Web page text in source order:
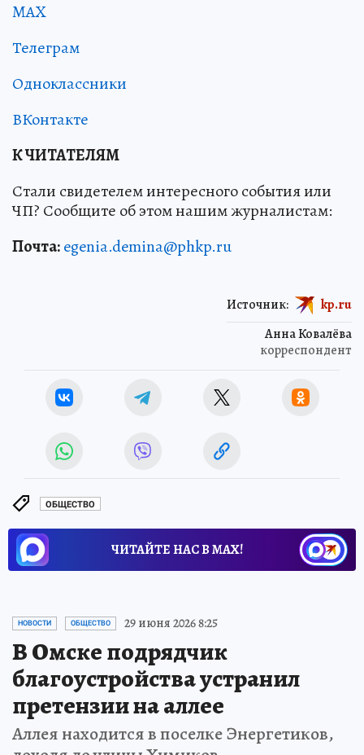
MAX
Телеграм
Одноклассники
ВКонтакте
К ЧИТАТЕЛЯМ
Стали свидетелем интересного события или
ЧП? Сообщите об этом нашим журналистам:
Почта:egenia.demina@phkp.ru
Анна Ковалёва
корреспондент
Источник: kp.ru
ОБЩЕСТВО
ЧИТАЙТЕ НАС В МАХ!
НОВОСТИ ОБЩЕСТВО 29 июня 2026 8:25
В Омске подрядчик
благоустройства устранил
претензии на аллее
Аллея находится в поселке Энергетиков,